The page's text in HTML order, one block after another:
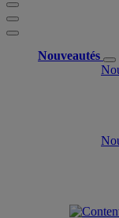
Nouveautés